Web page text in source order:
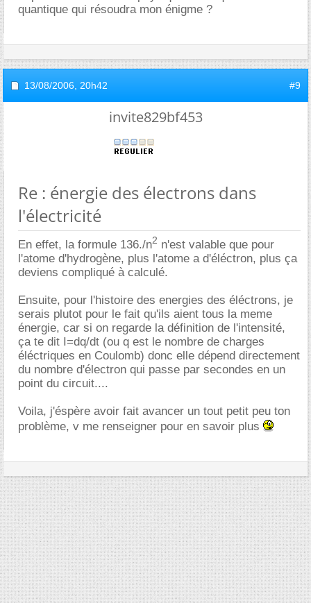
quantique qui résoudra mon énigme ?
13/08/2006, 20h42 #9
invite829bf453
Re : énergie des électrons dans
l'électricité
En effet, la formule 136./n2 n'est valable que pour
l'atome d'hydrogène, plus l'atome a d'éléctron, plus ça
deviens compliqué à calculé.
Ensuite, pour l'histoire des energies des éléctrons, je
serais plutot pour le fait qu'ils aient tous la meme
énergie, car si on regarde la définition de l'intensité,
ça te dit I=dq/dt (ou q est le nombre de charges
éléctriques en Coulomb) donc elle dépend directement
du nombre d'électron qui passe par secondes en un
point du circuit....
Voila, j'éspère avoir fait avancer un tout petit peu ton
problème, v me renseigner pour en savoir plus